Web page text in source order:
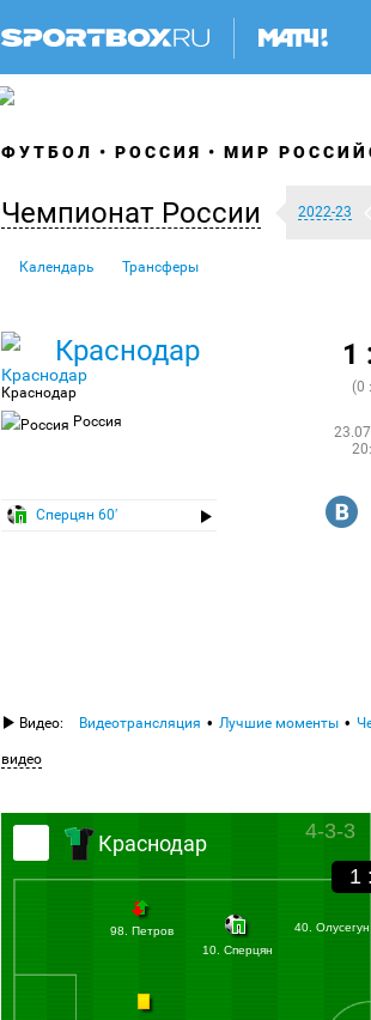
ФУТБОЛ РОССИЯ МИР
Чемпионат России 2022-23
Календарь Трансферы
Краснодар
Краснодар
Россия
1
(0
Сперцян 60′ R
Видео: Видеотрансляция Лучшие моменты
видео
1
Краснодар 4-3-3
98. Петров
10. Сперцян
40. Олусегун